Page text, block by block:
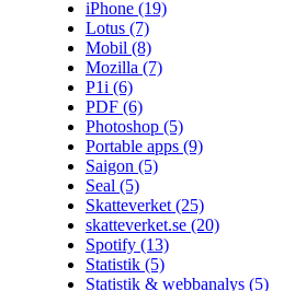
iPhone (19)
Lotus (7)
Mobil (8)
Mozilla (7)
P1i (6)
PDF (6)
Photoshop (5)
Portable apps (9)
Saigon (5)
Seal (5)
Skatteverket (25)
skatteverket.se (20)
Spotify (13)
Statistik (5)
Statistik & webbanalys (5)